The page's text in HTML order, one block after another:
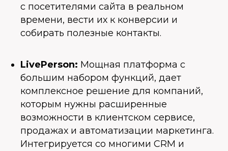
с посетителями сайта в реальном
времени, вести их к конверсии и
собирать полезные контакты.
LivePerson: Мощная платформа с
большим набором функций, дает
комплексное решение для компаний,
которым нужны расширенные
возможности в клиентском сервисе,
продажах и автоматизации маркетинга.
Интегрируется со многими CRM и